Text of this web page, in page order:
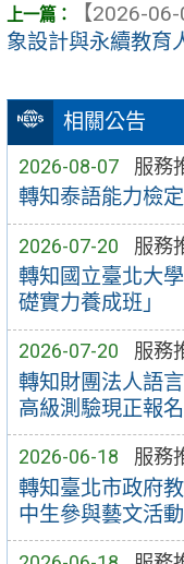
相關公告
2026-08-07 服務
轉知泰語能力檢
2026-07-20 服務
轉知國立臺北大
礎實力養成班」
2026-07-20 服務
轉知財團法人語
高級測驗現正報
2026-06-18 服務
轉知臺北市政府
中生參與藝文活動
【2026-06-
象設計與永續教育